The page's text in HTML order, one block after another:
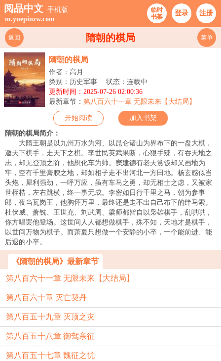
阅品中文 手机版
m.yuepinzw.com
临时
书架
登录 注册
隋朝的棋局
返回 菜单
隋朝的棋局
作者：高月
类别：历史军事
状态：连载中
更新时间：2025-07-26 02:00:36
最新章节： 第八百六十一章 无限未来【大结局】
开始阅读 加入书架
隋朝的棋局简介：
大隋王朝是以九州万水为河、以昆仑诸山为界布下的一盘大棋，
邀天下棋手，走天下之棋。李世民英武果断，心狠手辣，有吞天地之
志，却无登顶之阶，他想化车为帅。窦建德有老天赏饭却又画地为
牢，空有千里膏腴之地，却如相子走不出河北一方田地。杨玄感似当
头炮，犀利强劲，一呼万应，虽有车马之勇，却无相士之虑，又被家
世桎梏，左右跳横，终一事无成。李密如日行千里之马，朝为参事
郎，夜当瓦岗王，他胸怀万里，最终还是走不出自己布下的绊马索。
杜伏威、萧铣、王世充、刘武周、梁师都皆自以枭雄棋手，乱哄哄，
你方唱罢他登场。这世间人人都想做棋手，殊不知，天地才是棋手，
以世间万物为棋子。而萧夏只想做一个安静的小卒，一个能前进、能
后退的小卒。...
《隋朝的棋局》最新章节
第八百六十一章 无限未来【大结局】
第八百六十章 灭亡契丹
第八百五十九章 灭顶之灾
第八百五十八章 御驾亲征
第八百五十七章 魏征之忧